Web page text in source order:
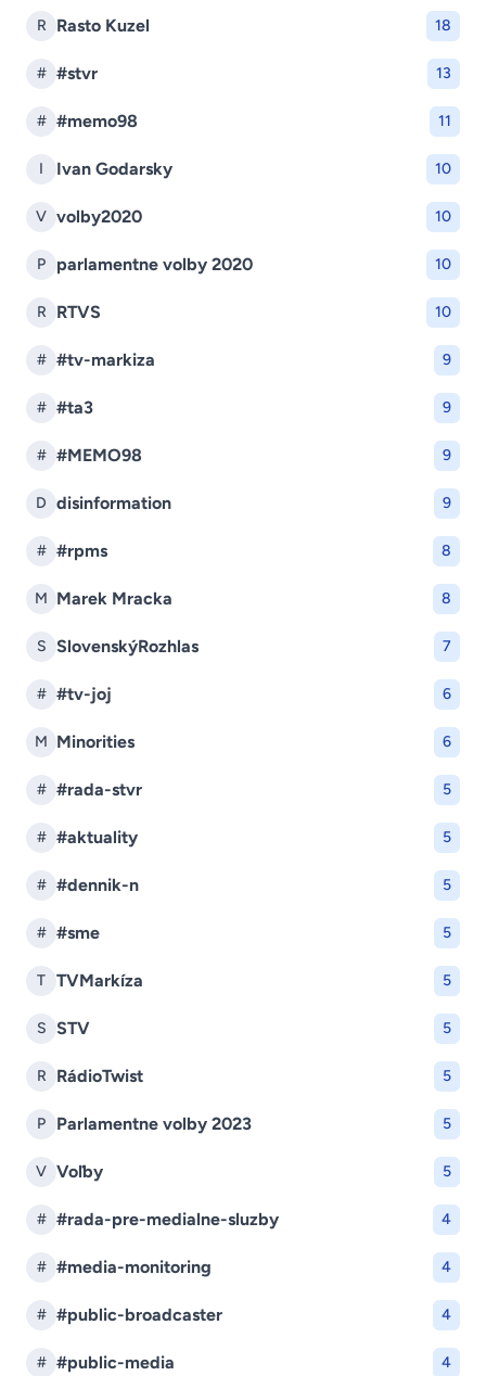
R Rasto Kuzel 18
# #stvr 13
# #memo98 11
I Ivan Godarsky 10
V volby2020 10
P parlamentne volby 2020 10
R RTVS 10
# #tv-markiza 9
# #ta3 9
# #MEMO98 9
D disinformation 9
# #rpms 8
M Marek Mracka 8
S SlovenskýRozhlas 7
# #tv-joj 6
M Minorities 6
# #rada-stvr 5
# #aktuality 5
# #dennik-n 5
# #sme 5
T TVMarkíza 5
S STV 5
R RádioTwist 5
P Parlamentne volby 2023 5
V Voľby 5
# #rada-pre-medialne-sluzby 4
# #media-monitoring 4
# #public-broadcaster 4
# #public-media 4